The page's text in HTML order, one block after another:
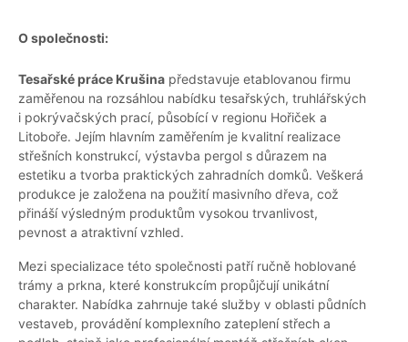
O společnosti:
Tesařské práce Krušina představuje etablovanou firmu
zaměřenou na rozsáhlou nabídku tesařských, truhlářských
i pokrývačských prací, působící v regionu Hořiček a
Litoboře. Jejím hlavním zaměřením je kvalitní realizace
střešních konstrukcí, výstavba pergol s důrazem na
estetiku a tvorba praktických zahradních domků. Veškerá
produkce je založena na použití masivního dřeva, což
přináší výsledným produktům vysokou trvanlivost,
pevnost a atraktivní vzhled.
Mezi specializace této společnosti patří ručně hoblované
trámy a prkna, které konstrukcím propůjčují unikátní
charakter. Nabídka zahrnuje také služby v oblasti půdních
vestaveb, provádění komplexního zateplení střech a